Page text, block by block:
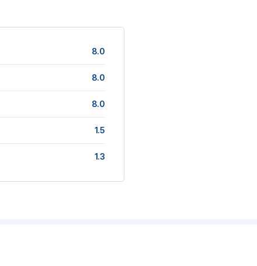
8.0
8.0
8.0
1.5
1.3